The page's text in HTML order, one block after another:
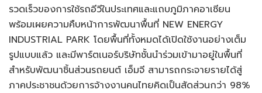
รวดเร็วของการใช้รถอีวีในประเทศและแถบภูมิภาคอาเซียน
พร้อมเผยความคืบหน้าการพัฒนาพื้นที่ NEW ENERGY
INDUSTRIAL PARK โดยพื้นที่ทั้งหมดได้เปิดใช้งานอย่างเต็ม
รูปแบบแล้ว และมีพาร์ตเนอร์บริษัทชั้นนำร่วมเข้ามาอยู่ในพื้นที่
สำหรับพัฒนาชิ้นส่วนรถยนต์ เอ็มจี สามารถกระจายรายได้สู่
ภาคประชาชนด้วยการจ้างงานคนไทยคิดเป็นสัดส่วนกว่า 98%